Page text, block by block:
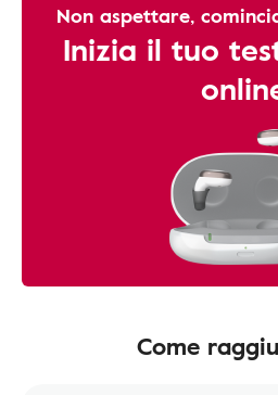
Non aspettare,
Inizia il tuo
Come